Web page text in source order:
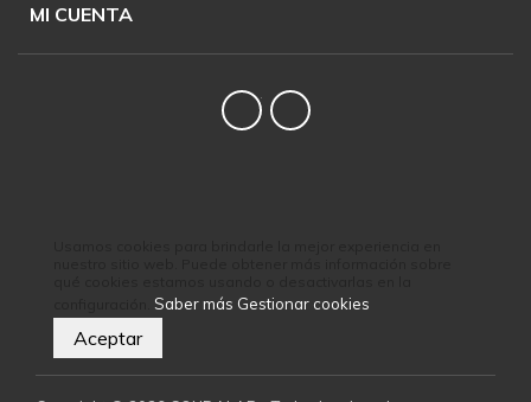
MI CUENTA
TwitterYouTube
Saber más Gestionar cookies
Aceptar